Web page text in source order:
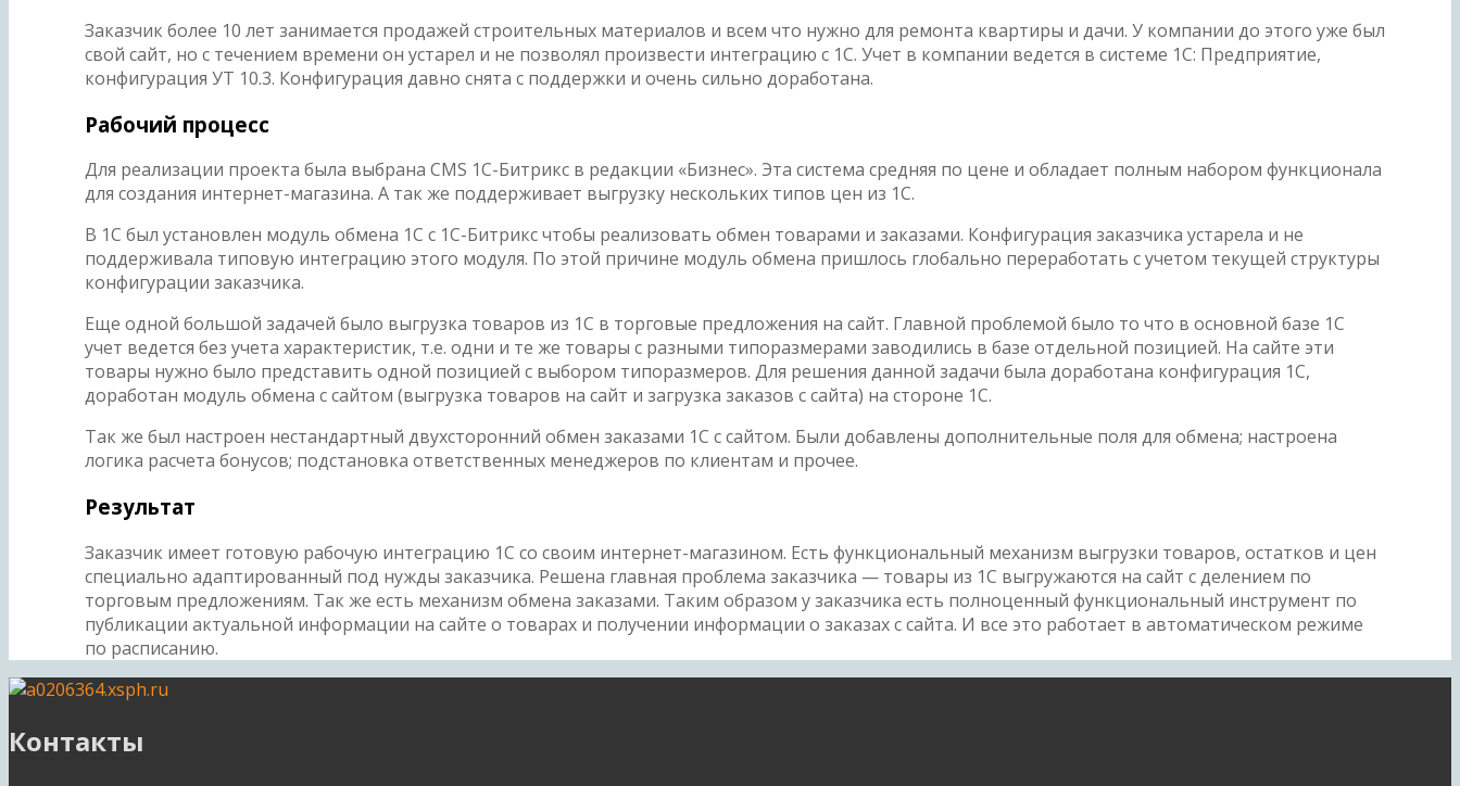
Заказчик более 10 лет занимается продажей строительных материалов и всем что нужно для ремонта квартиры и дачи. У компании до этого уже был
свой сайт, но с течением времени он устарел и не позволял произвести интеграцию с 1С. Учет в компании ведется в системе 1С: Предприятие,
конфигурация УТ 10.3. Конфигурация давно снята с поддержки и очень сильно доработана.
Рабочий процесс
Для реализации проекта была выбрана CMS 1С-Битрикс в редакции «Бизнес». Эта система средняя по цене и обладает полным набором функционала
для создания интернет-магазина. А так же поддерживает выгрузку нескольких типов цен из 1С.
В 1С был установлен модуль обмена 1С с 1С-Битрикс чтобы реализовать обмен товарами и заказами. Конфигурация заказчика устарела и не
поддерживала типовую интеграцию этого модуля. По этой причине модуль обмена пришлось глобально переработать с учетом текущей структуры
конфигурации заказчика.
Еще одной большой задачей было выгрузка товаров из 1С в торговые предложения на сайт. Главной проблемой было то что в основной базе 1С
учет ведется без учета характеристик, т.е. одни и те же товары с разными типоразмерами заводились в базе отдельной позицией. На сайте эти
товары нужно было представить одной позицией с выбором типоразмеров. Для решения данной задачи была доработана конфигурация 1С,
доработан модуль обмена с сайтом (выгрузка товаров на сайт и загрузка заказов с сайта) на стороне 1С.
Так же был настроен нестандартный двухсторонний обмен заказами 1С с сайтом. Были добавлены дополнительные поля для обмена; настроена
логика расчета бонусов; подстановка ответственных менеджеров по клиентам и прочее.
Результат
Заказчик имеет готовую рабочую интеграцию 1С со своим интернет-магазином. Есть функциональный механизм выгрузки товаров, остатков и цен
специально адаптированный под нужды заказчика. Решена главная проблема заказчика — товары из 1С выгружаются на сайт с делением по
торговым предложениям. Так же есть механизм обмена заказами. Таким образом у заказчика есть полноценный функциональный инструмент по
публикации актуальной информации на сайте о товарах и получении информации о заказах с сайта. И все это работает в автоматическом режиме
по расписанию.
Контакты